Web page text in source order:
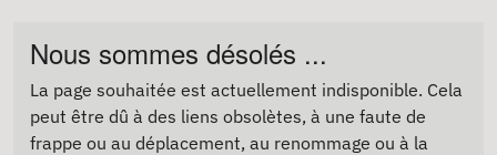
Nous sommes désolés ...
La page souhaitée est actuellement indisponible. Cela
peut être dû à des liens obsolètes, à une faute de
frappe ou au déplacement, au renommage ou à la